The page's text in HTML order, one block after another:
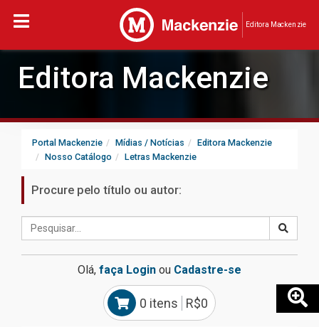
Editora Mackenzie
Editora Mackenzie
Portal Mackenzie Mídias / Notícias
Editora Mackenzie
Nosso Catálogo
Letras Mackenzie
Procure pelo título ou autor:
Olá, faça Login ou Cadastre-se
0 itens R$0